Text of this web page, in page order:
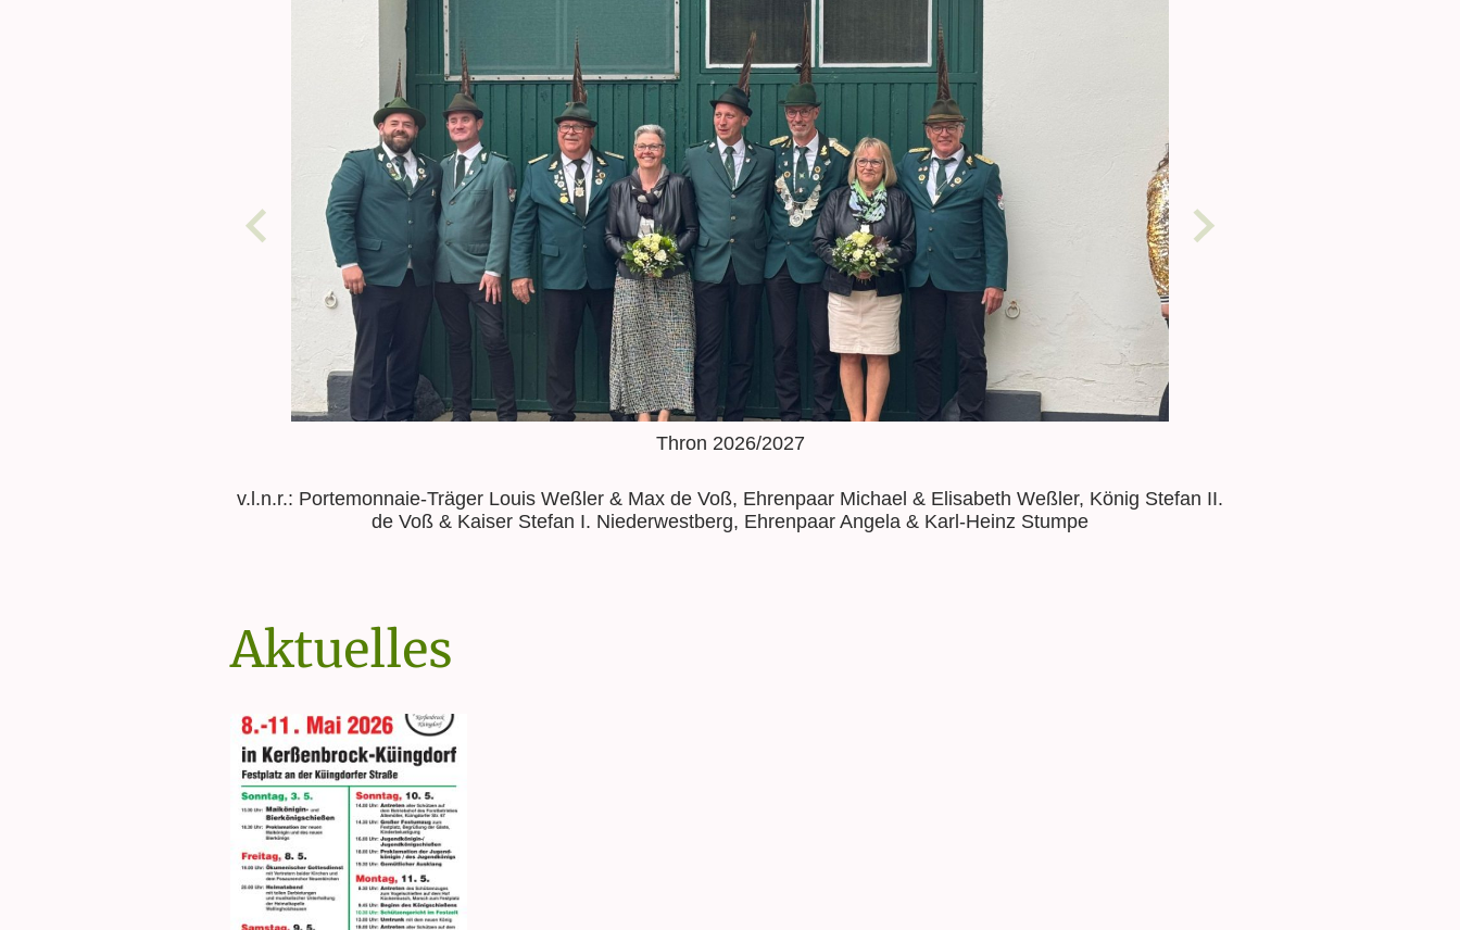
Thron 2026/2027
v.l.n.r.: Portemonnaie-Träger Louis Weßler & Max de Voß, Ehrenpaar Michael & Elisabeth Weßler, König Stefan II.
de Voß & Kaiser Stefan I. Niederwestberg, Ehrenpaar Angela & Karl-Heinz Stumpe
Aktuelles